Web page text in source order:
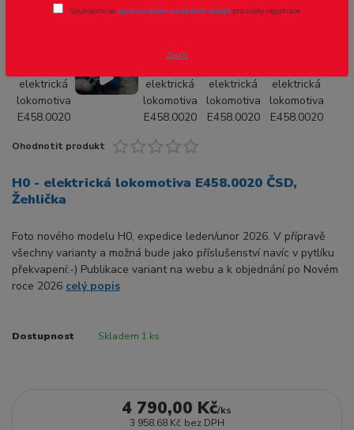
Ohodnotit produkt
H0 - elektrická lokomotiva E458.0020 ČSD,
Žehlička
Foto nového modelu H0, expedice leden/unor 2026. V přípravě
všechny varianty a možná bude jako příslušenství navíc v pytlíku
překvapení:-) Publikace variant na webu a k objednání po Novém
roce 2026 celý popis
Dostupnost Skladem 1 ks
4 790,00 Kč/ks
3 958,68 Kč bez DPH
Souhlasím se zpracováním osobních údajů pro účely registrace.
Zavřít